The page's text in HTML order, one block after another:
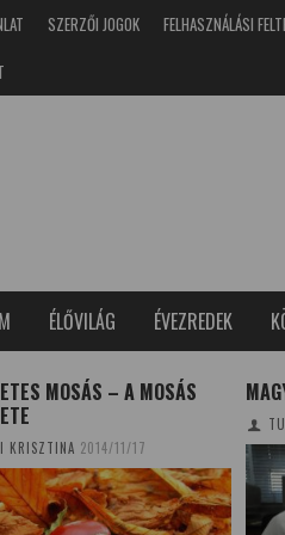
SZERZŐI JOGOK
FELHASZNÁLÁSI
ÉLŐVILÁG ÉVEZREDEK
MOSÁS – A MOSÁS
KRISZTINA 2014/11/17